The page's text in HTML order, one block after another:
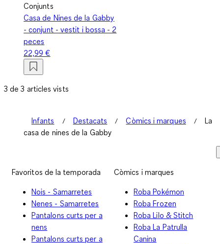
Conjunts
Casa de Nines de la Gabby
- conjunt - vestit i bossa - 2
peces
22,99 €
3 de 3 articles vists
Infants Destacats Còmics i marques
La
casa de nines de la Gabby
Favoritos de la temporada
Nois - Samarretes
Nenes - Samarretes
Pantalons curts per a
nens
Pantalons curts per a
Còmics i marques
Roba Pokémon
Roba Frozen
Roba Lilo & Stitch
Roba La Patrulla
Canina